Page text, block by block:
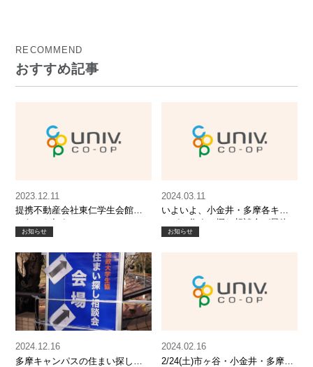
RECOMMEND
おすすめ記事
提携不動産会社東仁学生会館様
からのお知らせ
2023.12.11
お知らせ
いよいよ、小金井・多摩各キャ
ンパス住まい探し相談会が最終
日となります！
2024.03.11
お知らせ
多摩キャンパスの住まい探し相
2024.12.16
2/24(土)市ヶ谷・小金井・多摩各
2024.02.16